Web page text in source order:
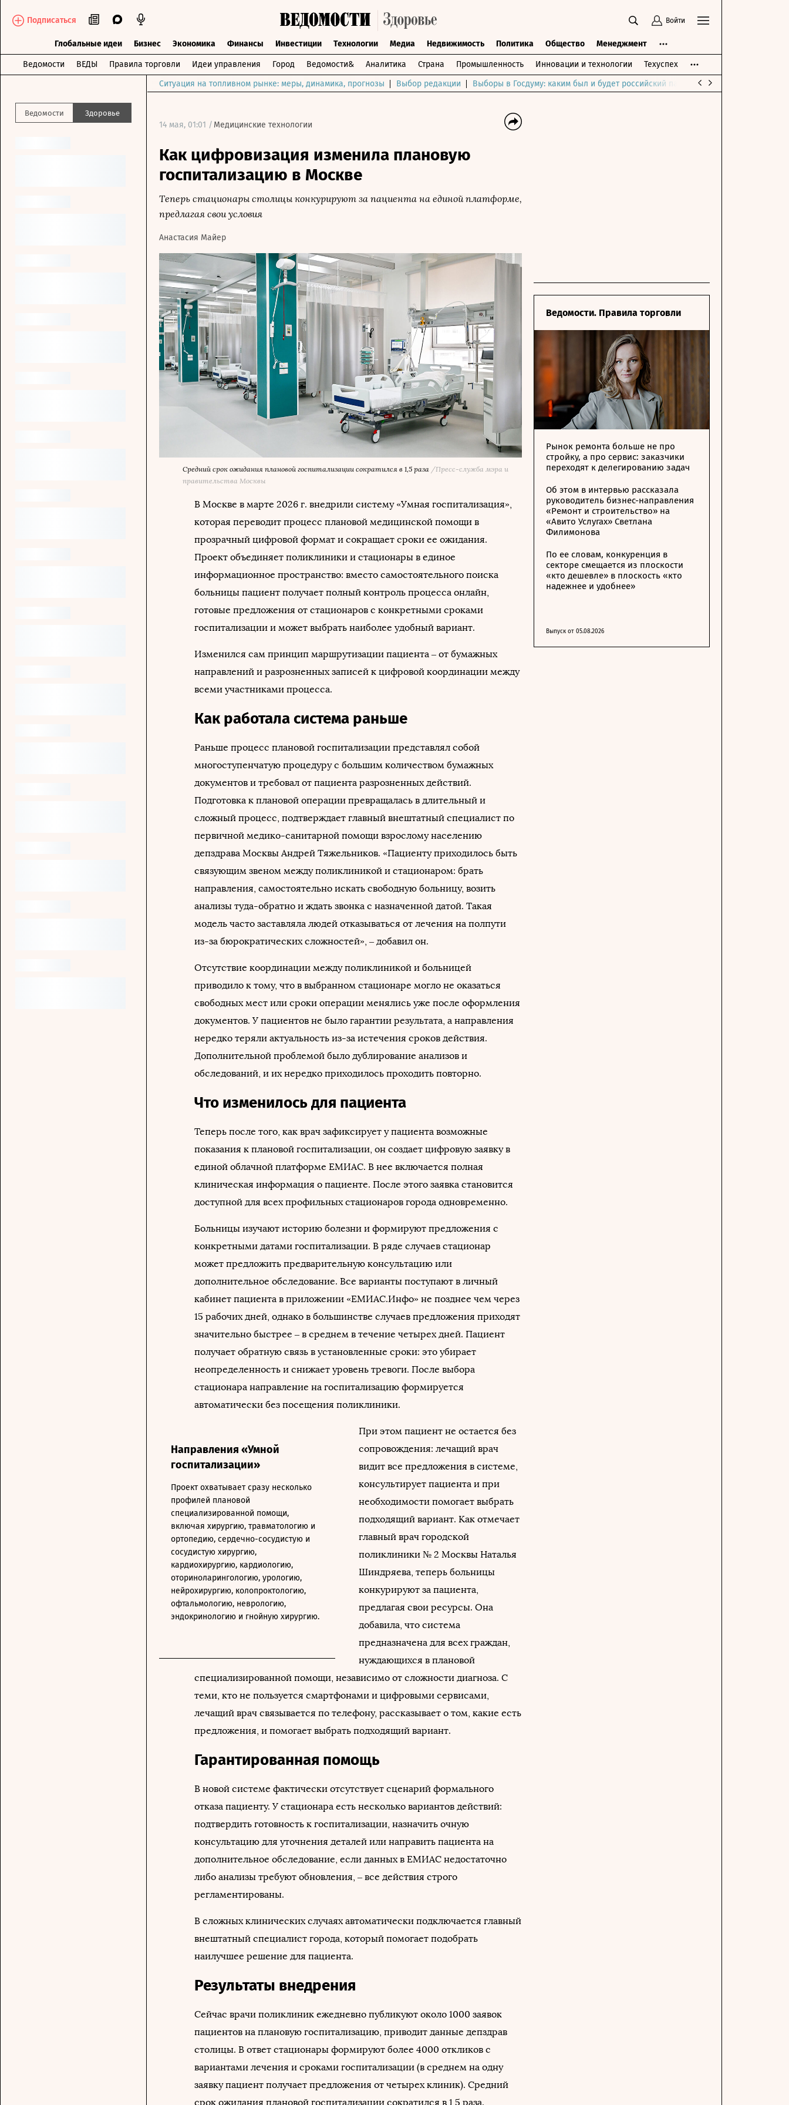
Подписаться Войти
Глобальные идеи Бизнес Экономика Финансы Инвестиции Технологии Медиа Недвижимость Политика Общество Менеджмент
Ведомости ВЕДЫ Правила торговли Идеи управления Город Ведомости& Аналитика Страна Промышленность Инновации и технологии Техуспех
Ведомости Здоровье
Ситуация на топливном рынке: меры, динамика, прогнозы Выбор редакции Выборы в Госдуму: каким был и будет российский парламент
14 мая, 01:01 / Медицинские технологии
Как цифровизация изменила плановую
госпитализацию в Москве
Теперь стационары столицы конкурируют за пациента на единой платформе,
предлагая свои условия
Анастасия Майер
Средний срок ожидания плановой госпитализации сократился в 1,5 раза /Пресс-служба мэра и
правительства Москвы
В Москве в марте 2026 г. внедрили систему «Умная госпитализация»,
которая переводит процесс плановой медицинской помощи в
прозрачный цифровой формат и сокращает сроки ее ожидания.
Проект объединяет поликлиники и стационары в единое
информационное пространство: вместо самостоятельного поиска
больницы пациент получает полный контроль процесса онлайн,
готовые предложения от стационаров с конкретными сроками
госпитализации и может выбрать наиболее удобный вариант.
Изменился сам принцип маршрутизации пациента – от бумажных
направлений и разрозненных записей к цифровой координации между
всеми участниками процесса.
Как работала система раньше
Раньше процесс плановой госпитализации представлял собой
многоступенчатую процедуру с большим количеством бумажных
документов и требовал от пациента разрозненных действий.
Подготовка к плановой операции превращалась в длительный и
сложный процесс, подтверждает главный внештатный специалист по
первичной медико-санитарной помощи взрослому населению
депздрава Москвы Андрей Тяжельников. «Пациенту приходилось быть
связующим звеном между поликлиникой и стационаром: брать
направления, самостоятельно искать свободную больницу, возить
анализы туда-обратно и ждать звонка с назначенной датой. Такая
модель часто заставляла людей отказываться от лечения на полпути
из-за бюрократических сложностей», – добавил он.
Отсутствие координации между поликлиникой и больницей
приводило к тому, что в выбранном стационаре могло не оказаться
свободных мест или сроки операции менялись уже после оформления
документов. У пациентов не было гарантии результата, а направления
нередко теряли актуальность из-за истечения сроков действия.
Дополнительной проблемой было дублирование анализов и
обследований, и их нередко приходилось проходить повторно.
Что изменилось для пациента
Теперь после того, как врач зафиксирует у пациента возможные
показания к плановой госпитализации, он создает цифровую заявку в
единой облачной платформе ЕМИАС. В нее включается полная
клиническая информация о пациенте. После этого заявка становится
доступной для всех профильных стационаров города одновременно.
Больницы изучают историю болезни и формируют предложения с
конкретными датами госпитализации. В ряде случаев стационар
может предложить предварительную консультацию или
дополнительное обследование. Все варианты поступают в личный
кабинет пациента в приложении «ЕМИАС.Инфо» не позднее чем через
15 рабочих дней, однако в большинстве случаев предложения приходят
значительно быстрее – в среднем в течение четырех дней. Пациент
получает обратную связь в установленные сроки: это убирает
неопределенность и снижает уровень тревоги. После выбора
стационара направление на госпитализацию формируется
автоматически без посещения поликлиники.
Направления «Умной
госпитализации»
Проект охватывает сразу несколько
профилей плановой
специализированной помощи,
включая хирургию, травматологию и
ортопедию, сердечно-сосудистую и
сосудистую хирургию,
кардиохирургию, кардиологию,
оториноларингологию, урологию,
нейрохирургию, колопроктологию,
офтальмологию, неврологию,
эндокринологию и гнойную хирургию.
При этом пациент не остается без
сопровождения: лечащий врач
видит все предложения в системе,
консультирует пациента и при
необходимости помогает выбрать
подходящий вариант. Как отмечает
главный врач городской
поликлиники № 2 Москвы Наталья
Шиндряева, теперь больницы
конкурируют за пациента,
предлагая свои ресурсы. Она
добавила, что система
предназначена для всех граждан,
нуждающихся в плановой
специализированной помощи, независимо от сложности диагноза. С
теми, кто не пользуется смартфонами и цифровыми сервисами,
лечащий врач связывается по телефону, рассказывает о том, какие есть
предложения, и помогает выбрать подходящий вариант.
Гарантированная помощь
В новой системе фактически отсутствует сценарий формального
отказа пациенту. У стационара есть несколько вариантов действий:
подтвердить готовность к госпитализации, назначить очную
консультацию для уточнения деталей или направить пациента на
дополнительное обследование, если данных в ЕМИАС недостаточно
либо анализы требуют обновления, – все действия строго
регламентированы.
В сложных клинических случаях автоматически подключается главный
внештатный специалист города, который помогает подобрать
наилучшее решение для пациента.
Результаты внедрения
Сейчас врачи поликлиник ежедневно публикуют около 1000 заявок
пациентов на плановую госпитализацию, приводит данные депздрав
столицы. В ответ стационары формируют более 4000 откликов с
вариантами лечения и сроками госпитализации (в среднем на одну
заявку пациент получает предложения от четырех клиник). Средний
срок ожидания плановой госпитализации сократился в 1,5 раза.
Ведомости. Правила торговли
Рынок ремонта больше не про
стройку, а про сервис: заказчики
переходят к делегированию задач
Об этом в интервью рассказала
руководитель бизнес-направления
«Ремонт и строительство» на
«Авито Услугах» Светлана
Филимонова
По ее словам, конкуренция в
секторе смещается из плоскости
«кто дешевле» в плоскость «кто
надежнее и удобнее»
Выпуск от 05.08.2026